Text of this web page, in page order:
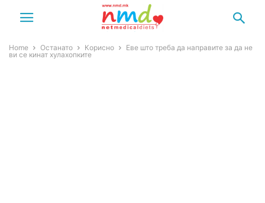
Home Останато Корисно
Еве што треба да направите за да не
ви се кинат хулахопките